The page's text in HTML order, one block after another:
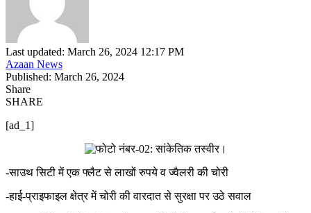
Last updated: March 26, 2024 12:17 PM
Azaan News
Published: March 26, 2024
Share
SHARE
[ad_1]
-साउथ सिटी में एक फ्लैट से लाखों रुपये व ज्वैलरी की चोरी
-हाई-प्राइफाइल क्षेत्र में चोरी की वारदात से सुरक्षा पर उठे सवाल